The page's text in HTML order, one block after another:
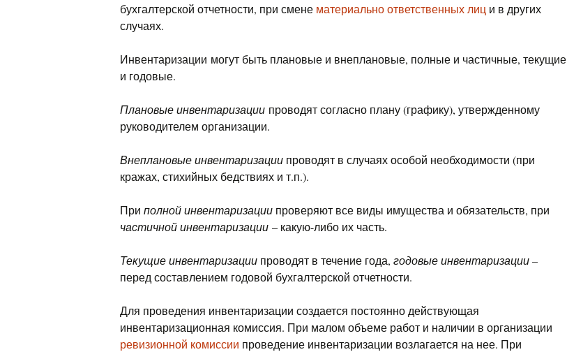
бухгалтерской отчетности, при смене материально ответственных лиц и в других
случаях.
Инвентаризации могут быть плановые и внеплановые, полные и частичные, текущие
и годовые.
Плановые инвентаризации проводят согласно плану (графику), утвержденному
руководителем организации.
Внеплановые инвентаризации проводят в случаях особой необходимости (при
кражах, стихийных бедствиях и т.п.).
При полной инвентаризации проверяют все виды имущества и обязательств, при
частичной инвентаризации – какую-либо их часть.
Текущие инвентаризации проводят в течение года, годовые инвентаризации–
перед составлением годовой бухгалтерской отчетности.
Для проведения инвентаризации создается постоянно действующая
инвентаризационная комиссия. При малом объеме работ и наличии в организации
ревизионной комиссии проведение инвентаризации возлагается на нее. При